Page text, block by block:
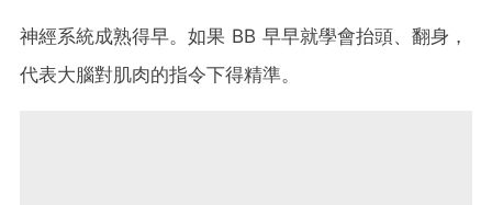
神經系統成熟得早。如果 BB 早早就學會抬頭、翻身，
代表大腦對肌肉的指令下得精準。